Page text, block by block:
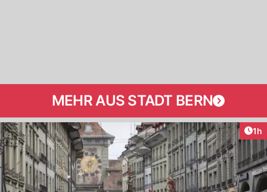
MEHR AUS STADT BERN
1h